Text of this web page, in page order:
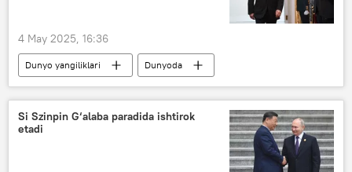
4 May 2025, 16:36
Dunyo yangiliklari
Dunyoda
Rossiya
Vladimir Putin intervyu
Si Szinpin G‘alaba paradida ishtirok
etadi